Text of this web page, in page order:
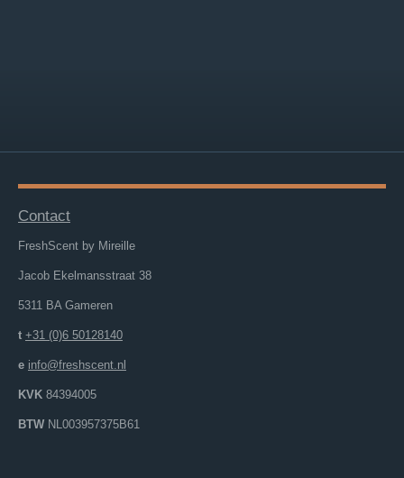
Contact
FreshScent by Mireille
Jacob Ekelmansstraat 38
5311 BA Gameren
t +31 (0)6 50128140
e info@freshscent.nl
KVK 84394005
BTW NL003957375B61